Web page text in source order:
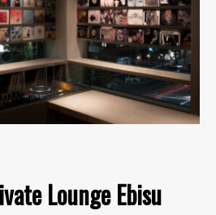
Lounge Ebisu